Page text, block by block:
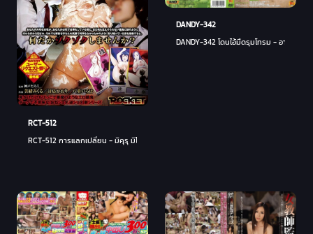
RCT-512
RCT-512 การแลกเปลี่ยน - มิคุรุ มิโอะ
DANDY-342
DANDY-342 โดนไอ้มืดรุมโทรม - อายูมิ อิวา